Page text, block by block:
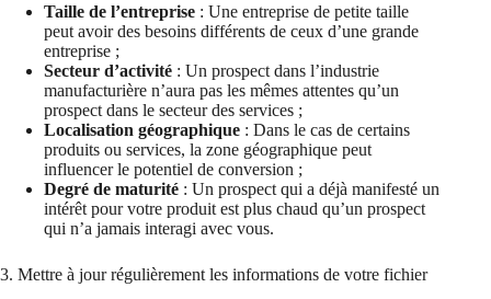
Taille de l’entreprise : Une entreprise de petite taille
peut avoir des besoins différents de ceux d’une grande
entreprise ;
Secteur d’activité : Un prospect dans l’industrie
manufacturière n’aura pas les mêmes attentes qu’un
prospect dans le secteur des services ;
Localisation géographique : Dans le cas de certains
produits ou services, la zone géographique peut
influencer le potentiel de conversion ;
Degré de maturité : Un prospect qui a déjà manifesté un
intérêt pour votre produit est plus chaud qu’un prospect
qui n’a jamais interagi avec vous.
3. Mettre à jour régulièrement les informations de votre fichier